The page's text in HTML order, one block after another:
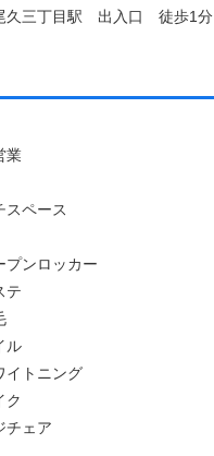
久三丁目駅 出入口 徒歩1分
業
スペース
プンロッカー
テ
ル
イトニング
ク
チェア